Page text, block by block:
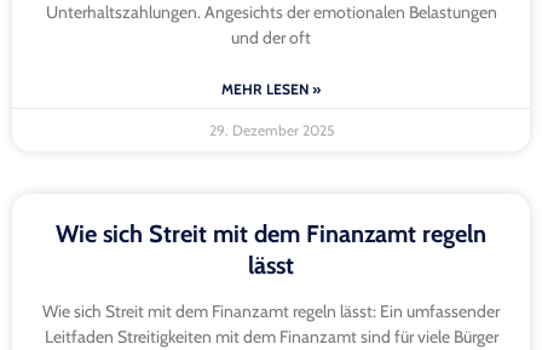
Unterhaltszahlungen. Angesichts der emotionalen Belastungen
und der oft
MEHR LESEN »
29. Dezember 2025
Wie sich Streit mit dem Finanzamt regeln
lässt
Wie sich Streit mit dem Finanzamt regeln lässt: Ein umfassender
Leitfaden Streitigkeiten mit dem Finanzamt sind für viele Bürger